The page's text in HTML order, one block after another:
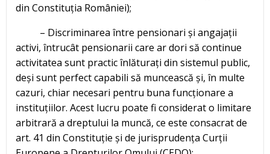
din Constituția României);
– Discriminarea între pensionari și angajații
activi, întrucât pensionarii care ar dori să continue
activitatea sunt practic înlăturați din sistemul public,
deși sunt perfect capabili să muncească și, în multe
cazuri, chiar necesari pentru buna funcționare a
instituțiilor. Acest lucru poate fi considerat o limitare
arbitrară a dreptului la muncă, ce este consacrat de
art. 41 din Constituție și de jurisprudența Curții